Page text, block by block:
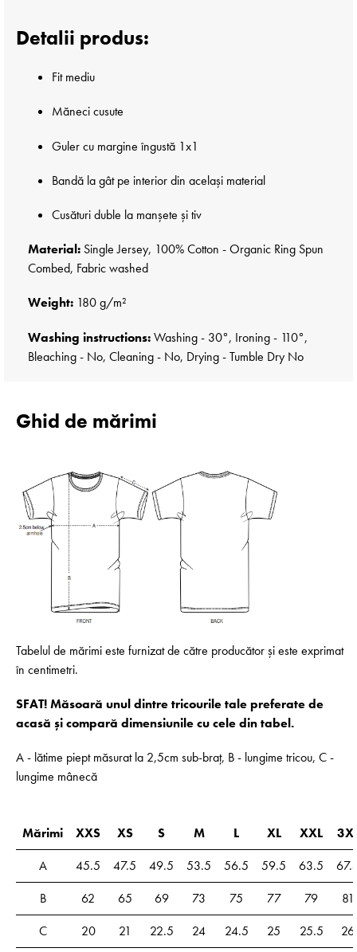
Detalii produs:
Fit mediu
Măneci cusute
Guler cu margine îngustă 1x1
Bandă la gât pe interior din același material
Cusături duble la manșete și tiv
Material: Single Jersey, 100% Cotton - Organic Ring Spun
Combed, Fabric washed
Weight: 180 g/m²
Washing instructions:Washing - 30°, Ironing - 110°,
Bleaching - No, Cleaning - No, Drying - Tumble Dry No
Ghid de mărimi
Tabelul de mărimi este furnizat de către producător și este exprimat
în centimetri.
SFAT! Măsoară unul dintre tricourile tale preferate de
acasă și compară dimensiunile cu cele din tabel.
A - lătime piept măsurat la 2,5cm sub-braț, B - lungime tricou, C -
lungime mânecă
Mărimi XXS XS S M L XL XXL
A
45.5 47.5 49.5 53.5 56.5 59.5 63.5
B
62 65 69 73 75 77 79
81
C
20 21 22.5 24 24.5 25 25.5 26